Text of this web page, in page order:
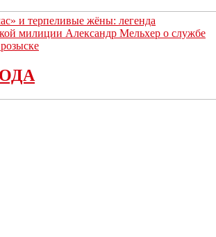
и терпеливые жёны: легенда
милиции Александр Мельхер о службе